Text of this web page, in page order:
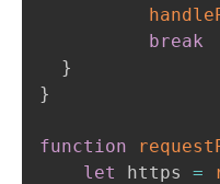
break
}
}
function
let
https =